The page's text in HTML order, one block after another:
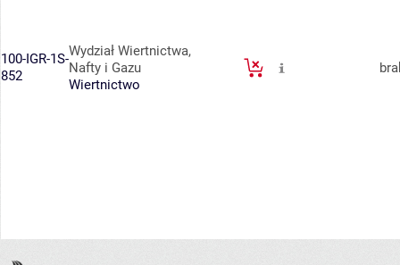
100-IGR-1S-
852
Wydział Wiertnictwa,
Nafty i Gazu
Wiertnictwo